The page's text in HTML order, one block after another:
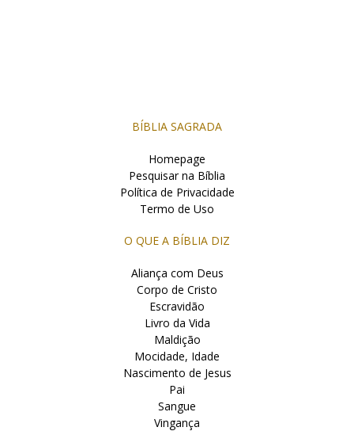
BÍBLIA SAGRADA
Homepage
Pesquisar na Bíblia
Política de Privacidade
Termo de Uso
O QUE A BÍBLIA DIZ
Aliança com Deus
Corpo de Cristo
Escravidão
Livro da Vida
Maldição
Mocidade, Idade
Nascimento de Jesus
Pai
Sangue
Vingança